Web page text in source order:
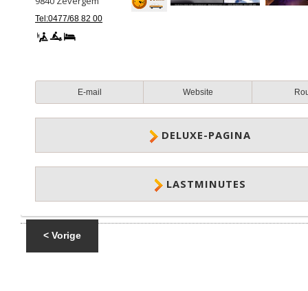
Tel:0477/68 82 00
E-mail Website
DELUXE-PAGINA
LASTMINUTES
< Vorige